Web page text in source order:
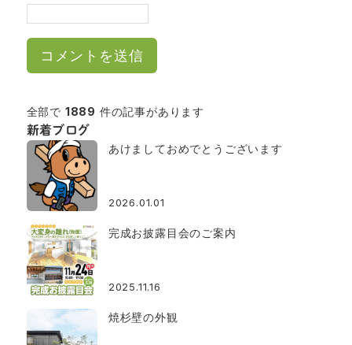
全部で 1889 件の記事があります
新着ブログ
あけましておめでとうございます
2026.01.01
完成お披露目会のご案内
2025.11.16
焼杉壁の外観